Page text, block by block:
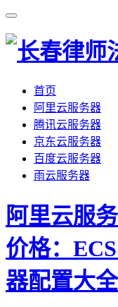
首页
阿里云服务器
腾讯云服务器
京东云服务器
百度云服务器
雨云服务器
阿里云服
价格：
器配置大全